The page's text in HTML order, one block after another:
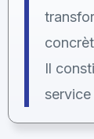
Il
service